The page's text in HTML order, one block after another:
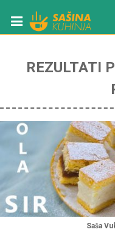
REZULTATI
Saša